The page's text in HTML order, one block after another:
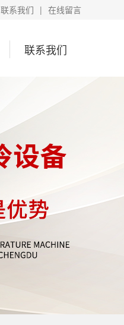
联系我们 | 在线留言
联系我们